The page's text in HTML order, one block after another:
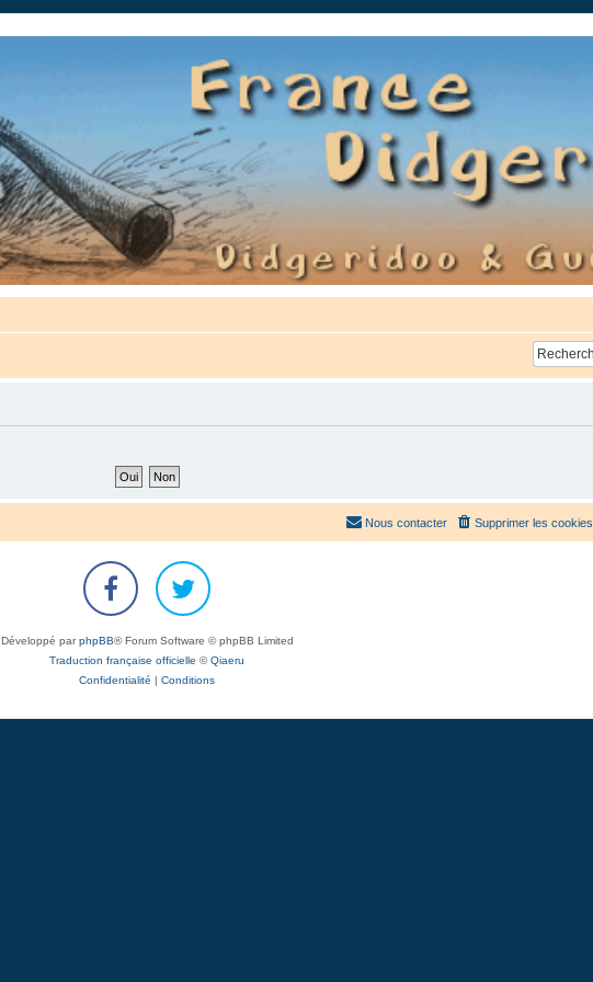
Supprimer les cookies
Nous contacter
Développé parphpBB® Forum Software © phpBB Limited
Traduction française officielle ©Qiaeru
Confidentialité | Conditions